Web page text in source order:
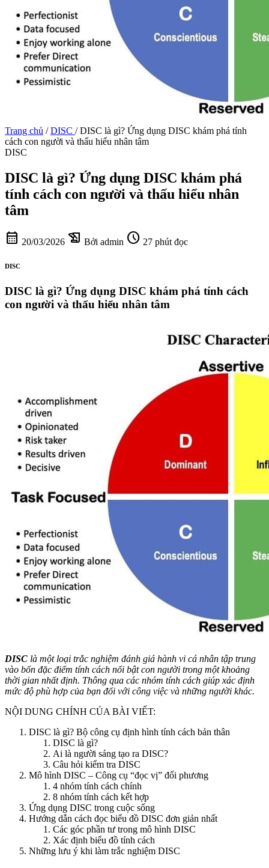
Trang chủ / DISC / DISC là gì? Ứng dụng DISC khám phá tính
cách con người và thấu hiểu nhân tâm
DISC
DISC là gì? Ứng dụng DISC khám phá
tính cách con người và thấu hiểu nhân
tâm
calendar_month 20/03/2026 history_edu Bởi admin schedule 27 phút đọc
DISC
DISC là gì? Ứng dụng DISC khám phá tính cách
con người và thấu hiểu nhân tâm
DISC là một loại trắc nghiệm đánh giá hành vi cá nhân tập trung
vào bốn đặc điểm tính cách nổi bật con người trong một khoảng
thời gian nhất định. Thông qua các nhóm tính cách giúp xác định
mức độ phù hợp của bạn đối với công việc và những người khác.
NỘI DUNG CHÍNH CỦA BÀI VIẾT:
DISC là gì? Bộ công cụ định hình tính cách bản thân
DISC là gì?
Ai là người sáng tạo ra DISC?
Câu hỏi kiểm tra DISC
Mô hình DISC – Công cụ “đọc vị” đối phương
4 nhóm tính cách chính
8 nhóm tính cách kết hợp
Ứng dụng DISC trong cuộc sống
Hướng dẫn cách đọc biểu đồ DISC đơn giản nhất
Các góc phần tư trong mô hình DISC
Xác định biểu đồ tính cách
Những lưu ý khi làm trắc nghiệm DISC